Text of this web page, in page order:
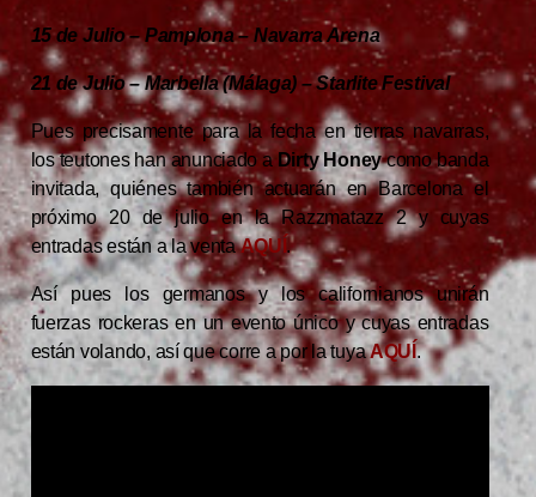
15 de Julio – Pamplona – Navarra Arena
21 de Julio – Marbella (Málaga) – Starlite Festival
Pues precisamente para la fecha en tierras navarras,
los teutones han anunciado a Dirty Honeycomo banda
invitada, quiénes también actuarán en Barcelona el
próximo 20 de julio en la Razzmatazz 2 y cuyas
entradas están a la ventaAQUÍ .
Así pues los germanos y los californianos unirán
fuerzas rockeras en un evento único y cuyas entradas
están volando, así que corre a por la tuyaAQUÍ.